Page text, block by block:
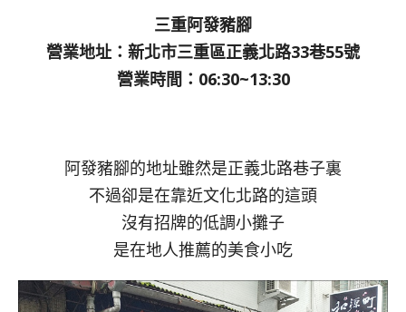
三重阿發豬腳
營業地址：新北市三重區正義北路33巷55號
營業時間：06:30~13:30
阿發豬腳的地址雖然是正義北路巷子裏
不過卻是在靠近文化北路的這頭
沒有招牌的低調小攤子
是在地人推薦的美食小吃